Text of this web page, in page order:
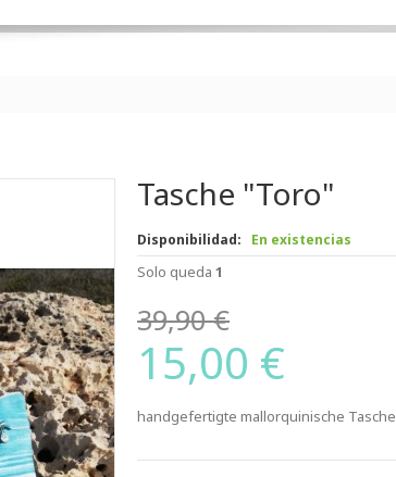
Tasche "Toro"
Disponibilidad: En existencias
Solo queda1
39,90 €
15,00 €
handgefertigte mallorquinische Tasche